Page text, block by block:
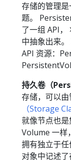
存储的管理
题。
了一组 API
中抽象出来
API 资源：
持久卷（
存储，可以
（Storage
就像节点也
Volume 一样
拥有独立于
对象中记述了